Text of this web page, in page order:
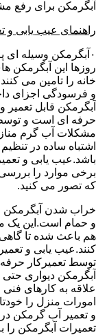
آبگرمکن برای رفع
راهنمای عیب یابی و
۰آبگرمکن وسیله
روزها این آبگرمکن
خانه را تامین می
و فرسودگی اجزای
آبگرمکن قابل
حرفه ای است و توسط
مشکلات آب گرم
اشتباه ساده در
باشد.عیب یابی و
برخی موارد را
که تصور می کنید.
خراب شدن
و حمام است.این یک
هم باعث شده تا گاهی
کنند.عیب یابی و
توسط تعمیرکار
آبگرمکن دیواری
علاقه به کارهای فنی
امورات منزل را
و تعمیر آب گرمکن در
تعمیرات آبگرمکن را